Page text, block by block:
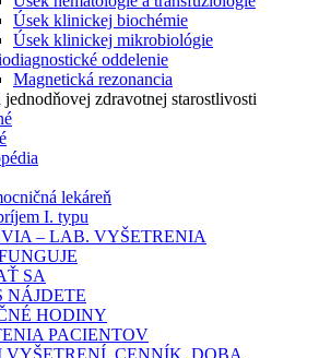
Úsek klinickej biochémie
Úsek klinickej mikrobiológie
oddelenie
Magnetická rezonancia
jednodňovej zdravotnej starostlivosti
lekáreň
I. typu
– LAB. VYŠETRENIA
SA
NÁJDETE
HODINY
PACIENTOV
VYŠETRENÍ, CENNÍK, DOBA